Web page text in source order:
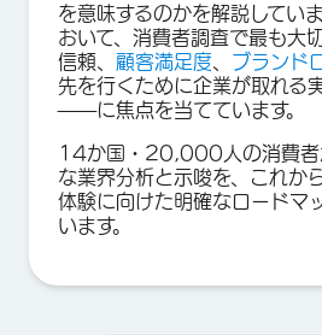
を意味するのかを解説してい
おいて、消費者調査で最も
信頼、 顧客満足度 ブランド
先を行くために企業が取れる
——に焦点を当てています。
14か国・20,000人の消費者
な業界分析と示唆を、これか
体験に向けた明確なロードマ
います。